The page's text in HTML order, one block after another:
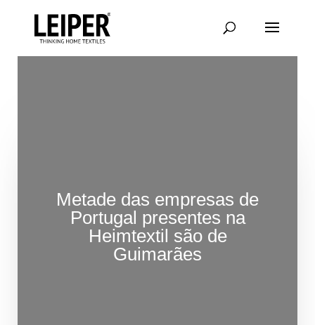
Metade das empresas de
Portugal presentes na
Heimtextil são de
Guimarães